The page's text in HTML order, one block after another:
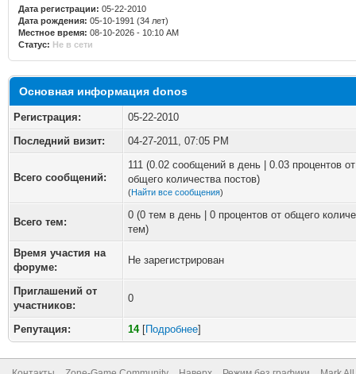
Дата регистрации: 05-22-2010
Дата рождения: 05-10-1991 (34 лет)
Местное время: 08-10-2026 - 10:10 AM
Статус: Не в сети
Основная информация donos
Регистрация:
05-22-2010
Последний визит:
04-27-2011, 07:05 PM
Всего сообщений:
111 (0.02 сообщений в день | 0.03 процентов от
общего количества постов)
(Найти все сообщения)
Всего тем:
0 (0 тем в день | 0 процентов от общего
тем)
Время участия на
форуме:
Не зарегистрирован
Приглашений от
участников:
0
Репутация: 14[Подробнее]